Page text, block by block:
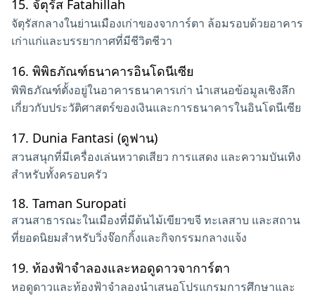
15. จัตุรัส Fatahillah
จัตุรัสกลางในย่านเมืองเก่าของจาการ์ตา ล้อมรอบด้วยอาคาร
เก่าแก่และบรรยากาศที่มีชีวิตชีวา
16. พิพิธภัณฑ์ธนาคารอินโดนีเซีย
พิพิธภัณฑ์ตั้งอยู่ในอาคารธนาคารเก่า นำเสนอข้อมูลเชิงลึก
เกี่ยวกับประวัติศาสตร์ของเงินและการธนาคารในอินโดนีเซีย
17. Dunia Fantasi (ดูฟาน)
สวนสนุกที่มีเครื่องเล่นหวาดเสียว การแสดง และความบันเทิง
สำหรับทั้งครอบครัว
18. Taman Suropati
สวนสาธารณะในเมืองที่มีต้นไม้เขียวขจี ทะเลสาบ และสถาน
ที่ยอดนิยมสำหรับวิ่งจ๊อกกิ้งและกิจกรรมกลางแจ้ง
19. ท้องฟ้าจำลองและหอดูดาวจาการ์ตา
หอดูดาวและท้องฟ้าจำลองนำเสนอโปรแกรมการศึกษาและ